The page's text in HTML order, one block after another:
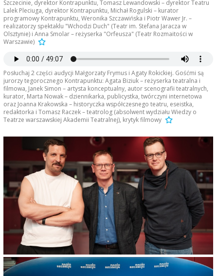
Szczecinie, dyrektor Kontrapunktu, Tomasz Lewandowski – dyrektor Teatru
Lalek Pleciuga, dyrektor Kontrapunktu, Michał Rogulski – kurator
programowy Kontrapunktu, Weronika Szczawińska i Piotr Wawer Jr. –
realizatorzy spektaklu "Wchodzi Duch" (Teatr im. Stefana Jaracza w
Olsztynie) i Anna Smolar – reżyserka "Orfeusza" (Teatr Rozmaitości w
Warszawie)
Posłuchaj 2 części audycji Małgorzaty Frymus i Agaty Rokickiej. Gośćmi są
jurorzy tegorocznego Kontrapunktu: Agata Biziuk – reżyserka teatralna i
filmowa, Janek Simon – artysta konceptualny, autor scenografii teatralnych,
kurator, Marta Nowak – dziennikarka, publicystka, twórczyni internetowa
oraz Joanna Krakowska – historyczka współczesnego teatru, eseistka,
redaktorka i Tomasz Raczek – teatrolog (absolwent wydziału Wiedzy o
Teatrze warszawskiej Akademii Teatralnej), krytyk filmowy